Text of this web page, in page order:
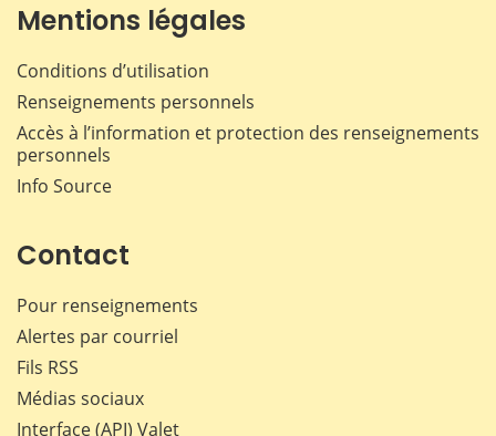
Mentions légales
Conditions d’utilisation
Renseignements personnels
Accès à l’information et protection des renseignements
personnels
Info Source
Contact
Pour renseignements
Alertes par courriel
Fils RSS
Médias sociaux
Interface (API) Valet